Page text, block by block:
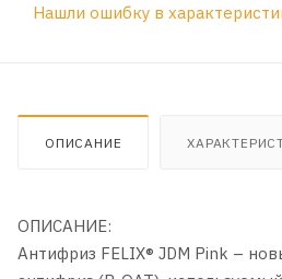
Нашли ошибку в
ОПИСАНИЕ
ОПИСАНИЕ:
Антифриз FELIX® JDM Pink –